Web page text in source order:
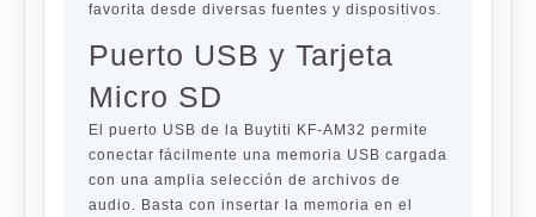
favorita desde diversas fuentes y dispositivos.
Puerto USB y Tarjeta
Micro SD
El puerto USB de la Buytiti KF-AM32 permite
conectar fácilmente una memoria USB cargada
con una amplia selección de archivos de
audio. Basta con insertar la memoria en el